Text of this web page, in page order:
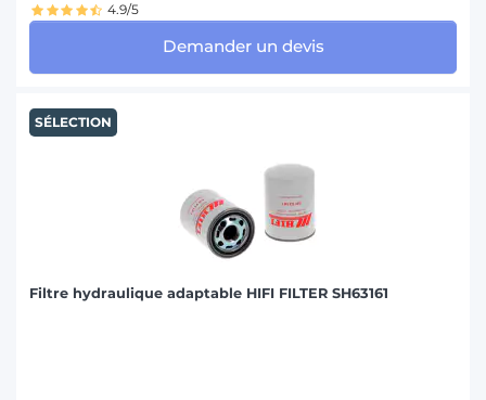
4.9/5
Demander un devis
SÉLECTION
Filtre hydraulique adaptable HIFI FILTER SH63161